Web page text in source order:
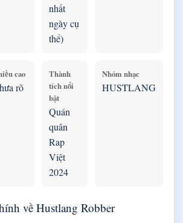
nhất
ngày cụ
thể)
cao
rõ
Thành
tích nổi
bật
Quán
quân
Rap
Việt
2024
Nhóm nhạc
HUSTLANG
về Hustlang Robber